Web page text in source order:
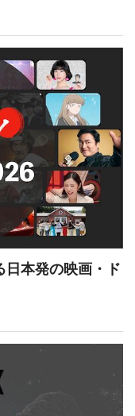
日本発の映画・ド